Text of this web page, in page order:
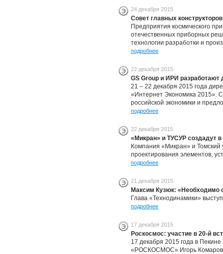
24 декабря 2015
Совет главных
Предприятия космического
отечественных приборных
технологии разработки и
подробнее
22 декабря 2015
GS Group и ИРИ разработают
21 – 22 декабря 2015 года
«Интернет Экономика 2015».
российской экономики и
подробнее
22 декабря 2015
«Микран» и ТУСУР создадут в
Компания «Микран» и Томский
проектирования элементов,
подробнее
21 декабря 2015
Максим Кузюк: «Необходимо
Глава «Технодинамики»
подробнее
17 декабря 2015
Роскосмос: участие в 20-й
17 декабря 2015 года в
«РОСКОСМОС» Игорь Комаров